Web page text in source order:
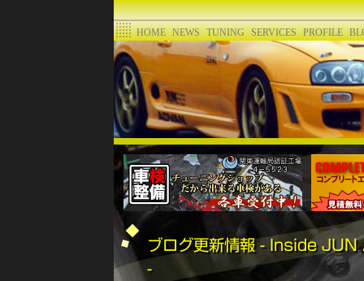
HOME NEWS TUNING SERVICES PROFILE
ブログ更新情報 - Inside
-